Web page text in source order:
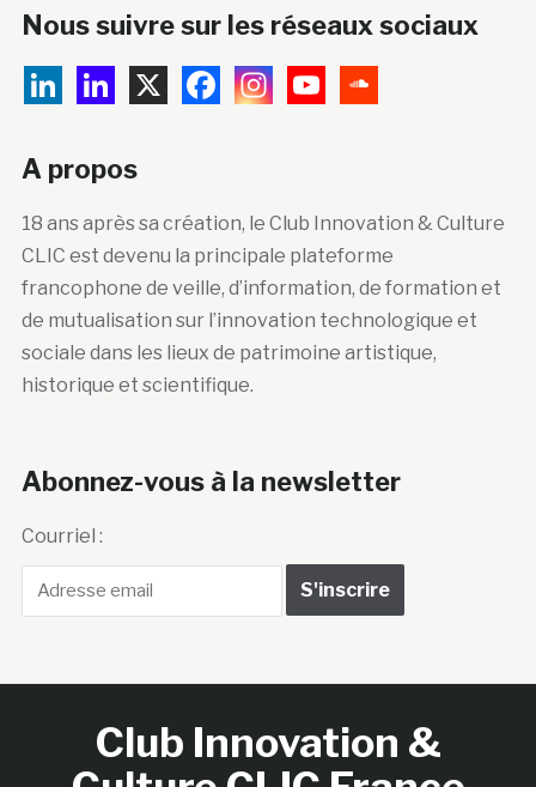
Nous suivre sur les réseaux sociaux
A propos
18 ans après sa création, le Club Innovation & Culture
CLIC est devenu la principale plateforme
francophone de veille, d’information, de formation et
de mutualisation sur l’innovation technologique et
sociale dans les lieux de patrimoine artistique,
historique et scientifique.
Abonnez-vous à la newsletter
Courriel :
Club Innovation &